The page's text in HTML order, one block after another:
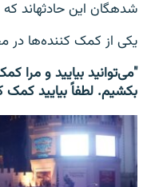
شده‎گان این حادثه‎اند که ناوقت دیشب رخ داد.
یکی از کمک کننده‌ها در
"می‌توانید بیایید و مرا
بکشیم. لطفاً بیایید کمک